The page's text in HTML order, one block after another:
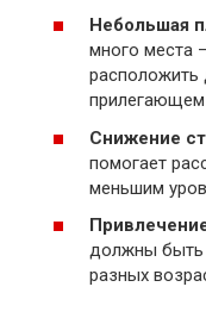
Небольшая
много места
расположить
прилегающем
Снижение
помогает
меньшим
должны быть
разных